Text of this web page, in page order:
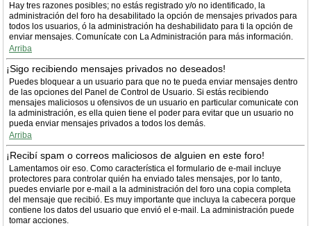
Hay tres razones posibles; no estás registrado y/o no identificado, la
administración del foro ha desabilitado la opción de mensajes privados para
todos los usuarios, ó la administración ha deshabilidato para ti la opción de
enviar mensajes. Comunícate con La Administración para más información.
Arriba
¡Sigo recibiendo mensajes privados no deseados!
Puedes bloquear a un usuario para que no te pueda enviar mensajes dentro
de las opciones del Panel de Control de Usuario. Si estás recibiendo
mensajes maliciosos u ofensivos de un usuario en particular comunicate con
la administración, es ella quien tiene el poder para evitar que un usuario no
pueda enviar mensajes privados a todos los demás.
Arriba
¡Recibí spam o correos maliciosos de alguien en este foro!
Lamentamos oir eso. Como característica el formulario de e-mail incluye
protectores para controlar quién ha enviado tales mensajes, por lo tanto,
puedes enviarle por e-mail a la administración del foro una copia completa
del mensaje que recibió. Es muy importante que incluya la cabecera porque
contiene los datos del usuario que envió el e-mail. La administración puede
tomar acciones.